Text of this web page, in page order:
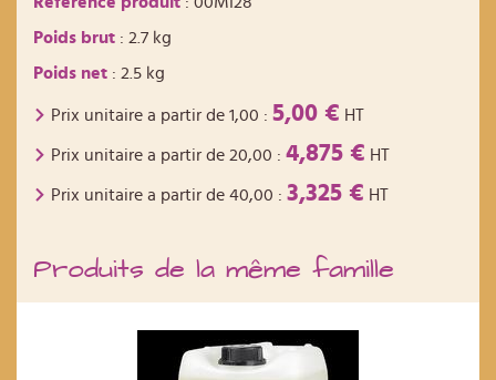
Poids brut : 2.7 kg
Poids net : 2.5 kg
Prix unitaire a partir de 1,00 : 5,00 € HT
Prix unitaire a partir de 20,00 : 4,875 € HT
Prix unitaire a partir de 40,00 : 3,325 € HT
Produits de la même famille